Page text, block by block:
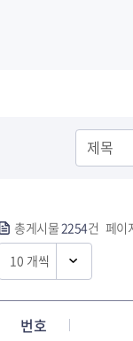
총게시물2254건 페이
번호